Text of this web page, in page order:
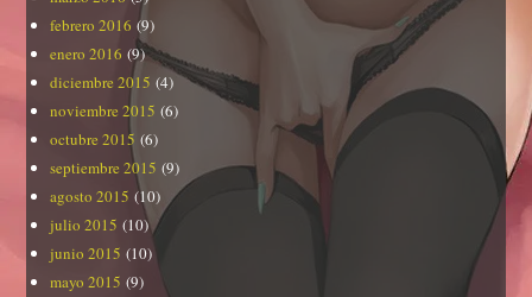
febrero 2016 (9)
enero 2016 (9)
diciembre 2015 (4)
noviembre 2015 (6)
octubre 2015 (6)
septiembre 2015 (9)
agosto 2015 (10)
julio 2015 (10)
junio 2015 (10)
mayo 2015 (9)